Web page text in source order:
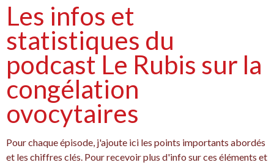
Les infos et
statistiques du
podcast Le Rubis sur la
congélation
ovocytaires
Pour chaque épisode, j'ajoute ici les points importants abordés
et les chiffres clés. Pour recevoir plus d'info sur ces éléments et